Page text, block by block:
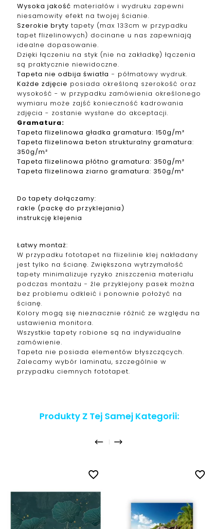
Wysoka jakość materiałów i wydruku zapewni
niesamowity efekt na twojej ścianie.
Szerokie bryty tapety (max 133cm w przypadku
tapet flizelinowych) docinane u nas zapewniają
idealne dopasowanie.
Dzięki łączeniu na styk (nie na zakładkę) łączenia
są praktycznie niewidoczne.
Tapeta nie odbija światła - półmatowy wydruk.
Każde zdjęcie posiada określoną szerokość oraz
wysokość - w przypadku zamówienia określonego
wymiaru może zajść konieczność kadrowania
zdjęcia - zostanie wysłane do akceptacji.
Gramatura:
Tapetaflizelinowa gładka gramatura: 150g/m²
Tapetaflizelinowa beton strukturalny gramatura:
350g/m²
Tapetaflizelinowa płótno gramatura: 350g/m²
Tapetaflizelinowa ziarno gramatura: 350g/m²
Do tapety dołączamy:
rakle (packę do przyklejania)
instrukcję klejenia
Łatwy montaż:
W przypadku fototapet na flizelinie klej nakładany
jest tylko na ścianę. Zwiększona wytrzymałość
tapety minimalizuje ryzyko zniszczenia materiału
podczas montażu - źle przyklejony pasek można
bez problemu odkleić i ponownie położyć na
ścianę.
Kolory mogą się nieznacznie różnić ze względu na
ustawienia monitora.
Wszystkie tapety robione są na indywidualne
zamówienie.
Tapeta nie posiada elementów błyszczących.
Zalecamy wybór laminatu, szczególnie w
przypadku ciemnych fototapet.
Produkty Z Tej Samej Kategorii:
favorite_border favorite_border